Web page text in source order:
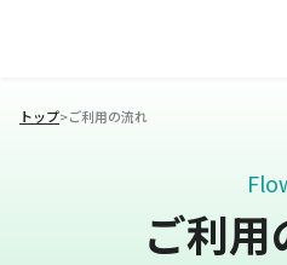
トップ>ご利用の流れ
ご利